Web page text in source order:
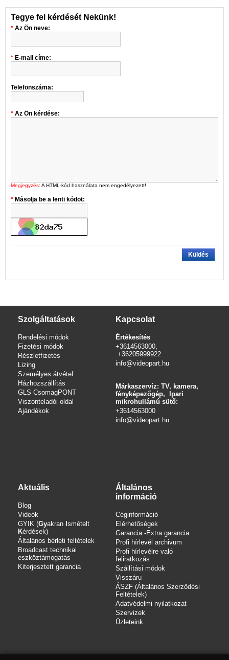
Tegye fel kérdését Nekünk!
Az Ön neve:
E-mail címe:
Telefonszáma:
Az Ön kérdése:
Megjegyzés: A HTML-kód használata nem engedélyezett!
Másolja be a lenti kódot:
Küldés
Szolgáltatások
Rendelési módok
Fizetési módok
Részletfizetés
Lizing
Személyes átvétel
Házhozszállítás
GLS CsomagPONT
Viszonteladói oldal
Ajándékok
Kapcsolat
Értékesítés
+3614563000,
+36205999922
info@videopart.hu
Márkaszervíz: TV, kamera,
fényképezőgép, Ipari
mikrohullámú sütő:
+3614563000
info@videopart.hu
Aktuális
Blog
Videók
GYIK (Gyakran smételt
Kérdések)
Általános bérleti feltételek
Broadcast technikai
eszköztámogatás
Kiterjesztett garancia
Általános
információ
Céginformáció
Elérhetőségek
Garancia -Extra garancia
Profi hírlevél archivum
Profi hírlevélre való
feliratkozás
Szállítási módok
Visszáru
ÁSZF (Általános Szerződési
Feltételek)
Adatvédelmi nyilatkozat
Szervizek
Üzleteink